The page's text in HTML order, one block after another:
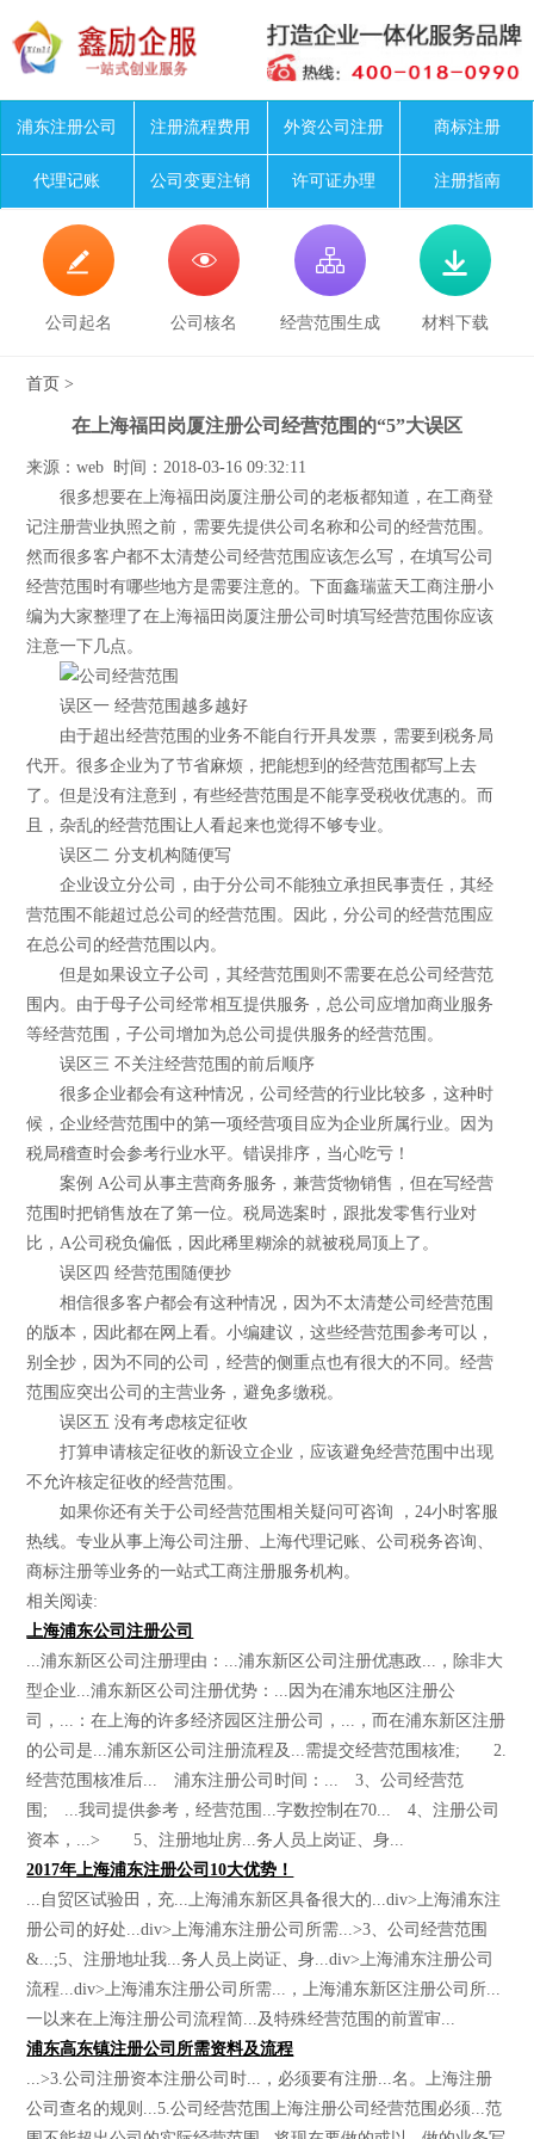
浦东注册公司 注册流程费用 外资公司注册 商标注册
代理记账 公司变更注销 许可证办理 注册指南

公司起名

公司核名

经营范围生成

材料下载
首页 >
在上海福田岗厦注册公司经营范围的“5”大误区
来源：web 时间：2018-03-16 09:32:11
很多想要在上海福田岗厦注册公司的老板都知道，在工商登
记注册营业执照之前，需要先提供公司名称和公司的经营范围。
然而很多客户都不太清楚公司经营范围应该怎么写，在填写公司
经营范围时有哪些地方是需要注意的。下面鑫瑞蓝天工商注册小
编为大家整理了在上海福田岗厦注册公司时填写经营范围你应该
注意一下几点。
误区一 经营范围越多越好
由于超出经营范围的业务不能自行开具发票，需要到税务局
代开。很多企业为了节省麻烦，把能想到的经营范围都写上去
了。但是没有注意到，有些经营范围是不能享受税收优惠的。而
且，杂乱的经营范围让人看起来也觉得不够专业。
误区二 分支机构随便写
企业设立分公司，由于分公司不能独立承担民事责任，其经
营范围不能超过总公司的经营范围。因此，分公司的经营范围应
在总公司的经营范围以内。
但是如果设立子公司，其经营范围则不需要在总公司经营范
围内。由于母子公司经常相互提供服务，总公司应增加商业服务
等经营范围，子公司增加为总公司提供服务的经营范围。
误区三 不关注经营范围的前后顺序
很多企业都会有这种情况，公司经营的行业比较多，这种时
候，企业经营范围中的第一项经营项目应为企业所属行业。因为
税局稽查时会参考行业水平。错误排序，当心吃亏！
案例 A公司从事主营商务服务，兼营货物销售，但在写经营
范围时把销售放在了第一位。税局选案时，跟批发零售行业对
比，A公司税负偏低，因此稀里糊涂的就被税局顶上了。
误区四 经营范围随便抄
相信很多客户都会有这种情况，因为不太清楚公司经营范围
的版本，因此都在网上看。小编建议，这些经营范围参考可以，
别全抄，因为不同的公司，经营的侧重点也有很大的不同。经营
范围应突出公司的主营业务，避免多缴税。
误区五 没有考虑核定征收
打算申请核定征收的新设立企业，应该避免经营范围中出现
不允许核定征收的经营范围。
如果你还有关于公司经营范围相关疑问可咨询 ，24小时客服
热线。专业从事上海公司注册、上海代理记账、公司税务咨询、
商标注册等业务的一站式工商注册服务机构。
相关阅读:
上海浦东公司注册公司
...浦东新区公司注册理由：...浦东新区公司注册优惠政...，除非大
型企业...浦东新区公司注册优势：...因为在浦东地区注册公
司，...：在上海的许多经济园区注册公司，...，而在浦东新区注册
的公司是...浦东新区公司注册流程及...需提交经营范围核准; 2.
经营范围核准后... 浦东注册公司时间：... 3、公司经营范
围; ...我司提供参考，经营范围...字数控制在70... 4、注册公司
资本，...> 5、注册地址房...务人员上岗证、身...
2017年上海浦东注册公司10大优势！
...自贸区试验田，充...上海浦东新区具备很大的...div>上海浦东注
册公司的好处...div>上海浦东注册公司所需...>3、公司经营范围
&...;5、注册地址我...务人员上岗证、身...div>上海浦东注册公司
流程...div>上海浦东注册公司所需...，上海浦东新区注册公司所...
一以来在上海注册公司流程简...及特殊经营范围的前置审...
浦东高东镇注册公司所需资料及流程
...>3.公司注册资本注册公司时...，必须要有注册...名。上海注册
公司查名的规则...5.公司经营范围上海注册公司经营范围必须...范